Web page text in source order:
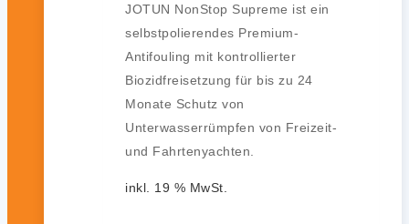
JOTUN NonStop Supreme ist ein
selbstpolierendes Premium-
Antifouling mit kontrollierter
Biozidfreisetzung für bis zu 24
Monate Schutz von
Unterwasserrümpfen von Freizeit-
und Fahrtenyachten.
inkl. 19 % MwSt.